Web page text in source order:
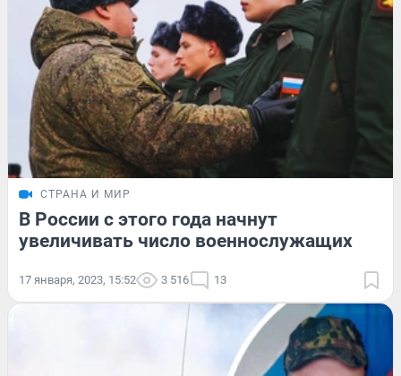
СТРАНА И МИР
В России с этого года начнут
увеличивать число военнослужащих
17 января, 2023, 15:52 3 516 13